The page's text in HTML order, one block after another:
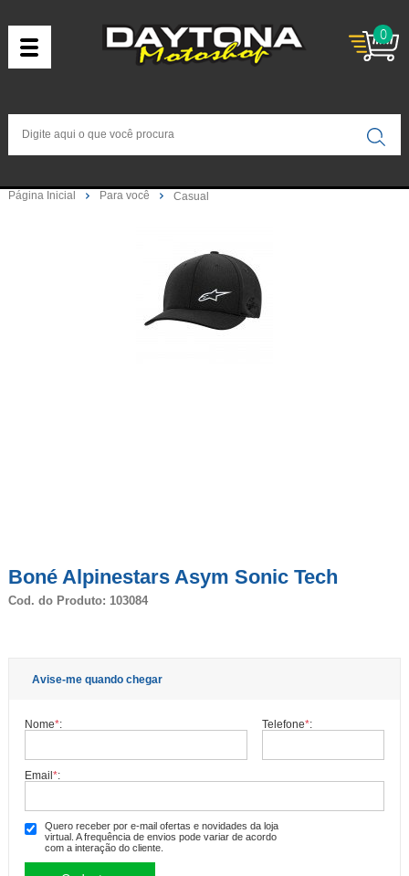
0
Página Inicial Para você Casual
Boné Alpinestars Asym Sonic Tech
Cod. do Produto: 103084
Avise-me quando chegar
Nome*: Telefone*:
Email*:
Quero receber por e-mail ofertas e novidades da loja
virtual. A frequência de envios pode variar de acordo
com a interação do cliente.